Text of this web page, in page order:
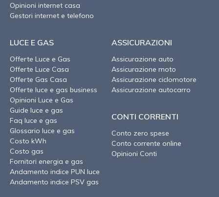
Opinioni internet casa
Gestori internet e telefono
LUCE E GAS
Offerte Luce e Gas
Offerte Luce Casa
Offerte Gas Casa
Offerte luce e gas business
Opinioni Luce e Gas
Guide luce e gas
Faq luce e gas
Glossario luce e gas
Costo kWh
Costo gas
Fornitori energia e gas
Andamento indice PUN luce
Andamento indice PSV gas
ASSICURAZIONI
Assicurazione auto
Assicurazione moto
Assicurazione ciclomotore
Assicurazione autocarro
CONTI CORRENTI
Conto zero spese
Conto corrente online
Opinioni Conti